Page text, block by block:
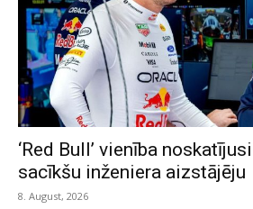
‘Red Bull’ vienība
sacīkšu inženiera aizstājēju
8. August, 2026